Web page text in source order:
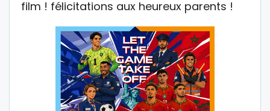
film ! félicitations aux heureux parents !